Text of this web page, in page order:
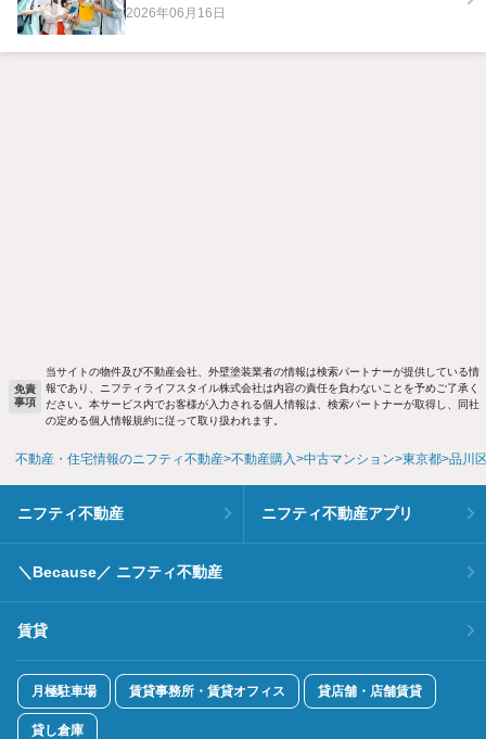
2026年06月16日
免責
事項
当サイトの物件及び不動産会社、外壁塗装業者の情報は検索パートナーが提供している情
報であり、ニフティライフスタイル株式会社は内容の責任を負わないことを予めご了承く
ださい。本サービス内でお客様が入力される個人情報は、検索パートナーが取得し、同社
の定める個人情報規約に従って取り扱われます。
不動産・住宅情報のニフティ不動産 不動産購入 中古マンション 東京都 品川
ニフティ不動産 ニフティ不動産アプリ
＼Because／ ニフティ不動産
賃貸
月極駐車場 賃貸事務所・賃貸オフィス 貸店舗・店舗賃貸
貸し倉庫